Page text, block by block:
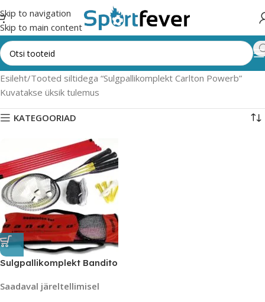
Skip to navigation
Skip to main content
Esileht Tooted siltidega “Sulgpallikomplekt Carlton Powerb”
Kuvatakse üksik tulemus
KATEGOORIAD
Sulgpallikomplekt Bandito
Saadaval järeltellimisel